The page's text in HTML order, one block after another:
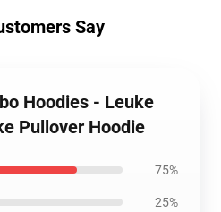
Say
Hoodies - Leuke
Pullover Hoodie
75%
25%